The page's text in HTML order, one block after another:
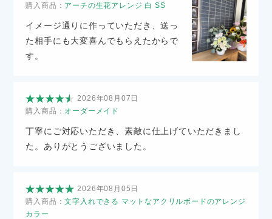
購入商品： アーチの生花アレンジ 白 SS
イメージ通りに作っていただき、送っ
た相手にも大変喜んでもらえたからで
す。
2026年08月07日
購入商品： オーダーメイド
丁寧にご対応いただき、素敵に仕上げていただきまし
た。ありがとうございました。
2026年08月05日
購入商品：文字入れできる マットなアクリルボードのアレンジ
カラー